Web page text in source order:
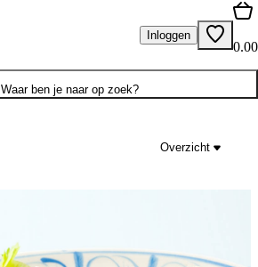
Inloggen
0.00
Waar ben je naar op zoek?
Overzicht